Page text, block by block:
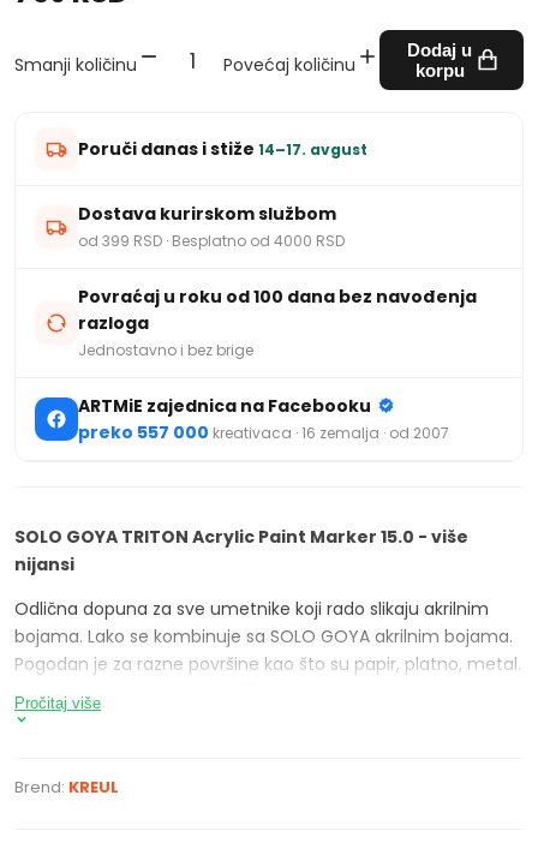
Smanji količinu Povećaj količinu
Dodaj u
korpu
Poruči danas i stiže 14–17. avgust
Dostava kurirskom službom
od 399 RSD · Besplatno od 4000 RSD
Povraćaj u roku od 100 dana bez navođenja
razloga
Jednostavno i bez brige
ARTMiE zajednica na Facebooku
preko 557 000 kreativaca · 16 zemalja · od 2007
SOLO GOYA TRITON Acrylic Paint Marker 15.0 - više
nijansi
Odlična dopuna za sve umetnike koji rado slikaju akrilnim
bojama. Lako se kombinuje sa SOLO GOYA akrilnim bojama.
Pogodan je za razne površine kao što su papir, platno, metal.
Ima zamenjivu patronu od 15 mm, kojom možete lako
oslikati i veće površine. Dostupan u više nijansi.
Pročitaj više
Brend: KREUL